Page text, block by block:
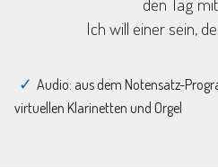
Ich will einer sein,
Audio: aus dem Notensatz-
virtuellen Klarinetten und Orgel